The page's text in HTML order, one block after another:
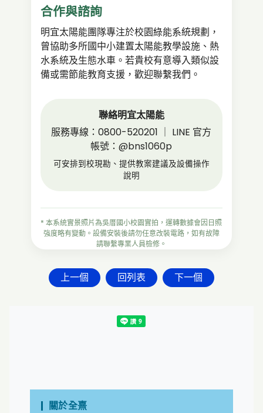
合作與諮詢
明宜太陽能團隊專注於校園綠能系統規劃，
曾協助多所國中小建置太陽能教學設施、熱
水系統及生態水車。若貴校有意導入類似設
備或需節能教育支援，歡迎聯繫我們。
聯絡明宜太陽能
服務專線：0800-520201 ｜ LINE 官方
帳號：@bns1060p
可安排到校現勘、提供教案建議及設備操作
說明
* 本系統實景照片為吳厝國小校園實拍，運轉數據會因日照
強度略有變動。設備安裝後請勿任意改裝電路，如有故障
請聯繫專業人員檢修。
上一個 回列表 下一個
關於全熹